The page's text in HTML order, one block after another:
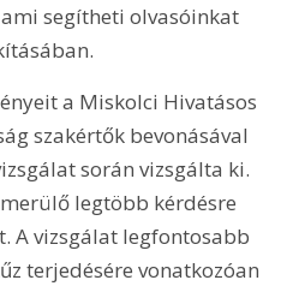
segítheti olvasóinkat
a Miskolci Hivatásos
szakértők bevonásával
során vizsgálta ki.
legtöbb kérdésre
A vizsgálat legfontosabb
terjedésére vonatkozóan